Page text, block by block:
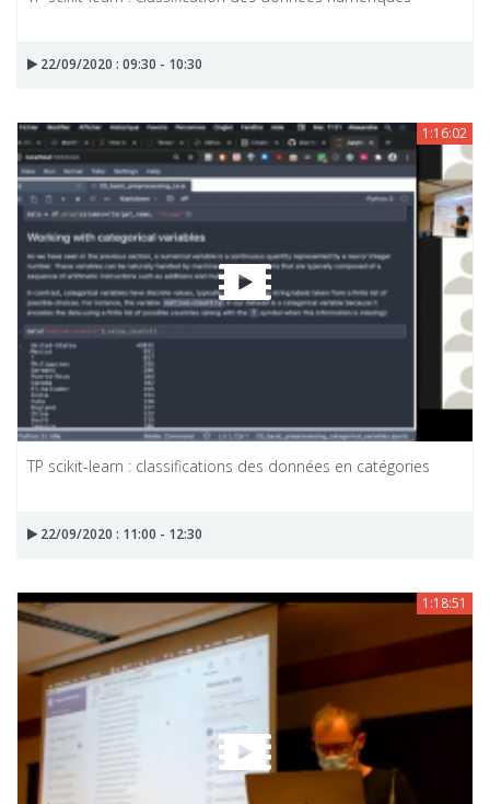
22/09/2020 : 09:30 - 10:30
1:16:02
TP scikit-learn : classifications des données en catégories
22/09/2020 : 11:00 - 12:30
1:18:51